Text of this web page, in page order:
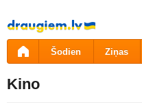
Pāriet
uz
saturu
Šodien Ziņas
Kino